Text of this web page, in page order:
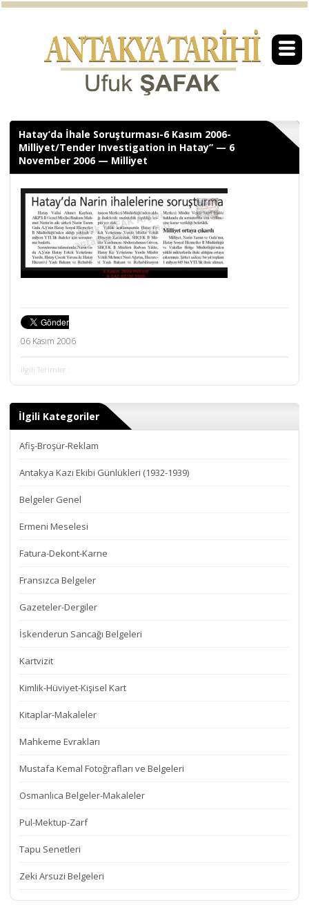
Hatay’da İhale Soruşturması-6 Kasım 2006-
Milliyet/Tender Investigation in Hatay” — 6
November 2006 — Milliyet
06 Kasım 2006
İlgili Terimler :
İlgili Kategoriler
Afiş-Broşür-Reklam
Antakya Kazı Ekibi Günlükleri (1932-1939)
Belgeler Genel
Ermeni Meselesi
Fatura-Dekont-Karne
Fransızca Belgeler
Gazeteler-Dergiler
İskenderun Sancağı Belgeleri
Kartvizit
Kimlik-Hüviyet-Kişisel Kart
Kitaplar-Makaleler
Mahkeme Evrakları
Mustafa Kemal Fotoğrafları ve Belgeleri
Osmanlıca Belgeler-Makaleler
Pul-Mektup-Zarf
Tapu Senetleri
Zeki Arsuzi Belgeleri